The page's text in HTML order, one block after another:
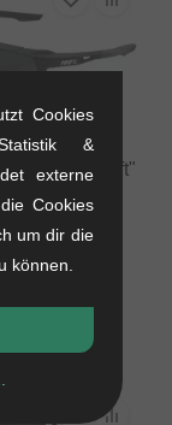
"Speedcraft"
/ Black
0.03 kg
EUR
Cookies
&
externe
Cookies
um dir die
können.